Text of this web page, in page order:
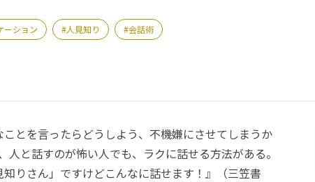
ーション 人見知り 会話術
とを言ったらどうしよう、不機嫌にさせてしまうか
人と話すのが怖い人でも、ラクに話せる方法がある。
知りさん」ですけどこんなに話せます！』（三笠書